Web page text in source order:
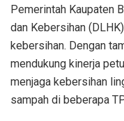
Pemerintah Kaupaten
dan Kebersihan
kebersihan. Dengan
mendukung kinerja
menjaga kebersihan
sampah di beberapa